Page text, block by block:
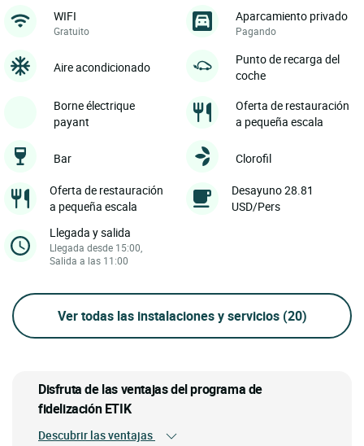
WIFI
Gratuito
Aparcamiento privado
Pagando
Aire acondicionado
Punto de recarga del
coche
Borne électrique
payant
Oferta de restauración
a pequeña escala
Bar Clorofil
Oferta de restauración
a pequeña escala
Desayuno 28.81
USD/Pers
Llegada y salida
Llegada desde 15:00,
Salida a las 11:00
Ver todas las instalaciones y servicios (20)
Disfruta de las ventajas del programa de
fidelización ETIK
Descubrir las ventajas